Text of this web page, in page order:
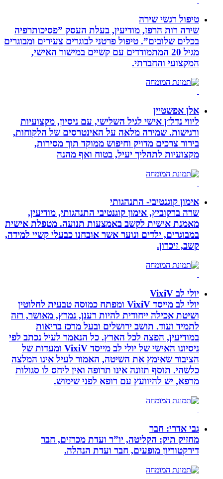
טיפול רגשי שירה
שירה רות הרפז, מודיעין, בעלת העסק ”פסיכותרפיה
בכלים שלובים”. טיפול פרטני לבוגרים צעירים ומבוגרים
מגיל 20 המתמודדים עם קשיים במישור האישי,
המקצועי והחברתי.
אלן אפשטיין
ליווי נדל״ן אישי לגיל השלישי, עם ניסיון, מקצועיות
ורגישות. שמירה מלאה על האינטרסים של הלקוחות,
בירור צרכים מדויק וחיפוש ממוקד תוך מסירות,
מקצועיות לתהליך יעיל, בטוח ואף מהנה
אימון קוגנטיבי- התנהגותי
שרה ברקוביץ, אימון קוגנטיבי התנהגותי, מודיעין,
מאמנת אישית לקשב באמצעות תנועה. מטפלת אישית
במבוגרים, ילדים ונוער אשר אובחנו כבעלי קשיי למידה,
קשב, זיכרון.
יולי לב VixiV
יולי לב מייסד VixiV ומפתח כמוסה טבעית לחלוטין
ושיטת אכילה ייחודית להיות רענן, נמרץ, מאושר, רזה
לתמיד ועוד. תושב ירושלים ובעל מרכז בריאות
במודיעין, הפצה לכל הארץ. כל הנאמר לעיל נכתב לפי
ניסיונו האישי של יולי לב מייסד VixiV ומעדות של
הציבור שאימץ את השיטה, האמור לעיל אינו המלצה
כלשהי. תוסף תזונה אינו תרופה ואין ליחס לו סגולות
מרפא, יש להיוועץ עם רופא לפני שימוש.
גבי אדרי: חבר
מחזיק תיק: הקליטה, יו”ר ועדת מכרזים, חבר
דירקטוריון מופעים, חבר ועדת הנהלה.